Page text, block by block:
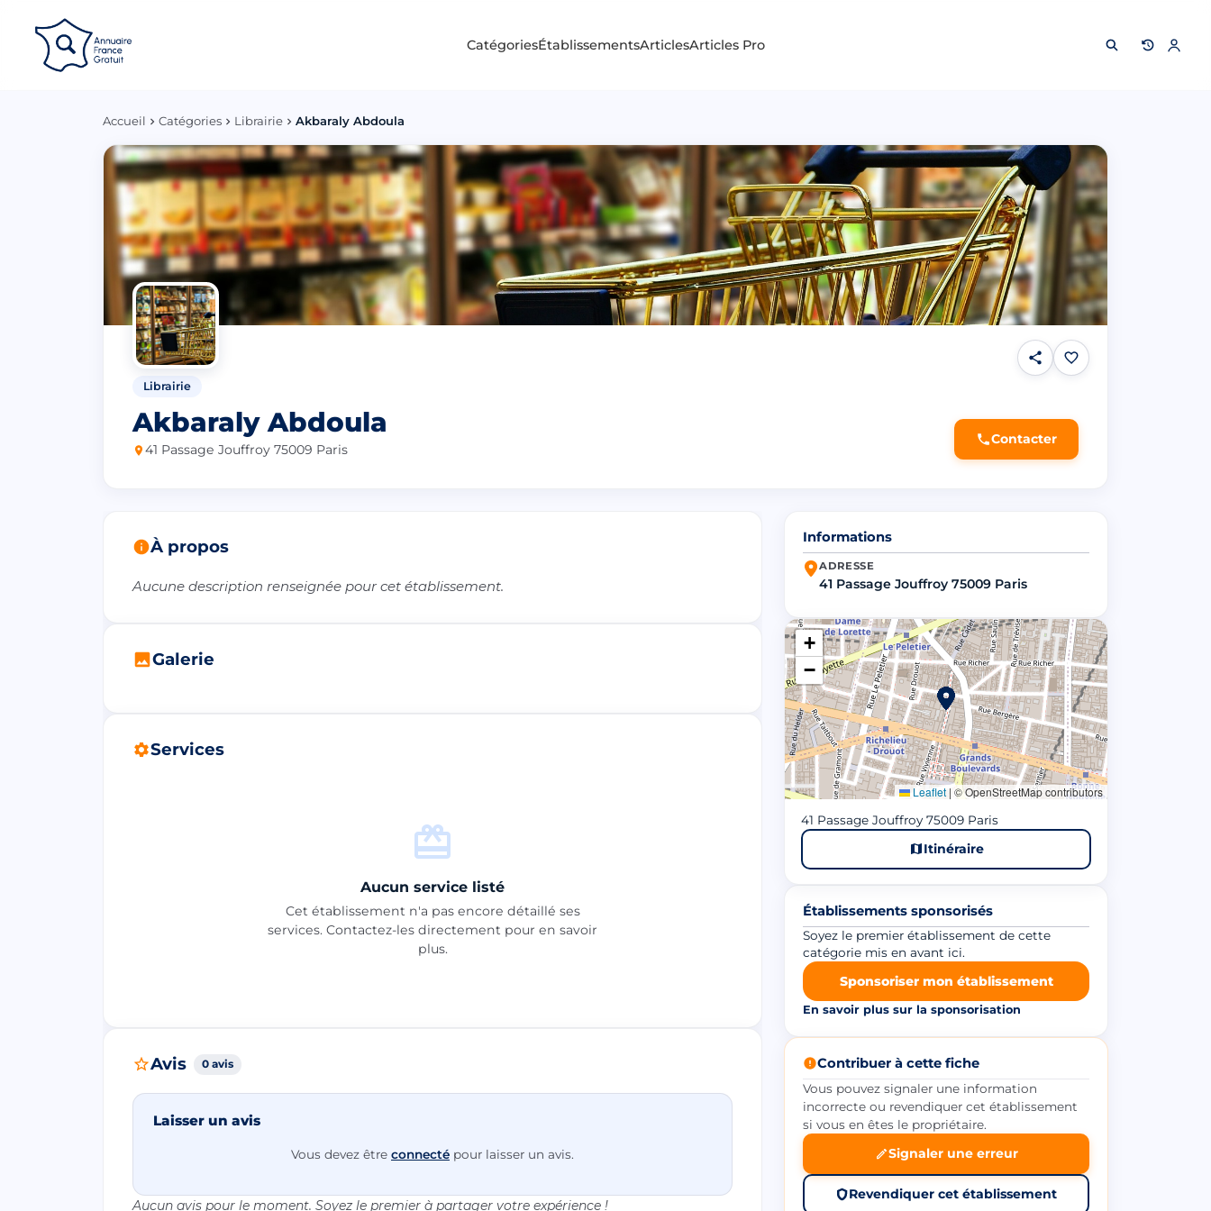
CatégoriesÉtablissementsArticlesArticles Pro
Accueil Catégories Librairie Akbaraly Abdoula
Librairie
Akbaraly Abdoula
41 Passage Jouffroy 75009 Paris
Contacter
À propos
Aucune description renseignée pour cet établissement.
Galerie
Services
Aucun service listé
Cet établissement n'a pas encore détaillé ses
services. Contactez-les directement pour en savoir
plus.
Avis 0 avis
Laisser un avis
Vous devez être connecté pour laisser un avis.
Aucun avis pour le moment. Soyez le premier à partager votre expérience !
Informations
ADRESSE
41 Passage Jouffroy 75009 Paris
+
−
Leaflet | © OpenStreetMap contributors
41 Passage Jouffroy 75009 Paris
Itinéraire
Établissements sponsorisés
Soyez le premier établissement de cette
catégorie mis en avant ici.
Sponsoriser mon établissement
En savoir plus sur la sponsorisation
Contribuer à cette fiche
Vous pouvez signaler une information
incorrecte ou revendiquer cet établissement
si vous en êtes le propriétaire.
Signaler une erreur
Revendiquer cet établissement